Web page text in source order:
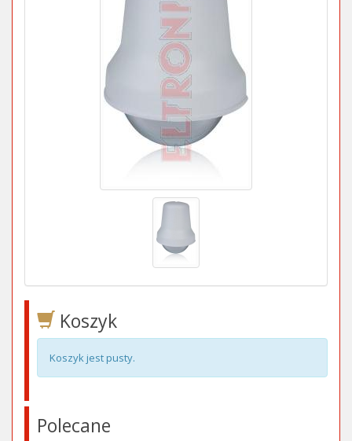
Koszyk
Koszyk jest pusty.
Polecane